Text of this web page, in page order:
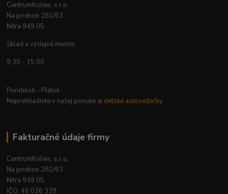
CentrumKolies, s.r.o.
Na priehon 281/63
Nitra 949 05
Sklad a výdajné miesto
9.30 - 15.00
Pondelok - Piatok
Neprehliadnite v našej ponuke aj detské autosedačky
Fakturačné údaje firmy
CentrumKolies, s.r.o.
Na priehon 281/63
Nitra 949 05
IČO: 46 026 339